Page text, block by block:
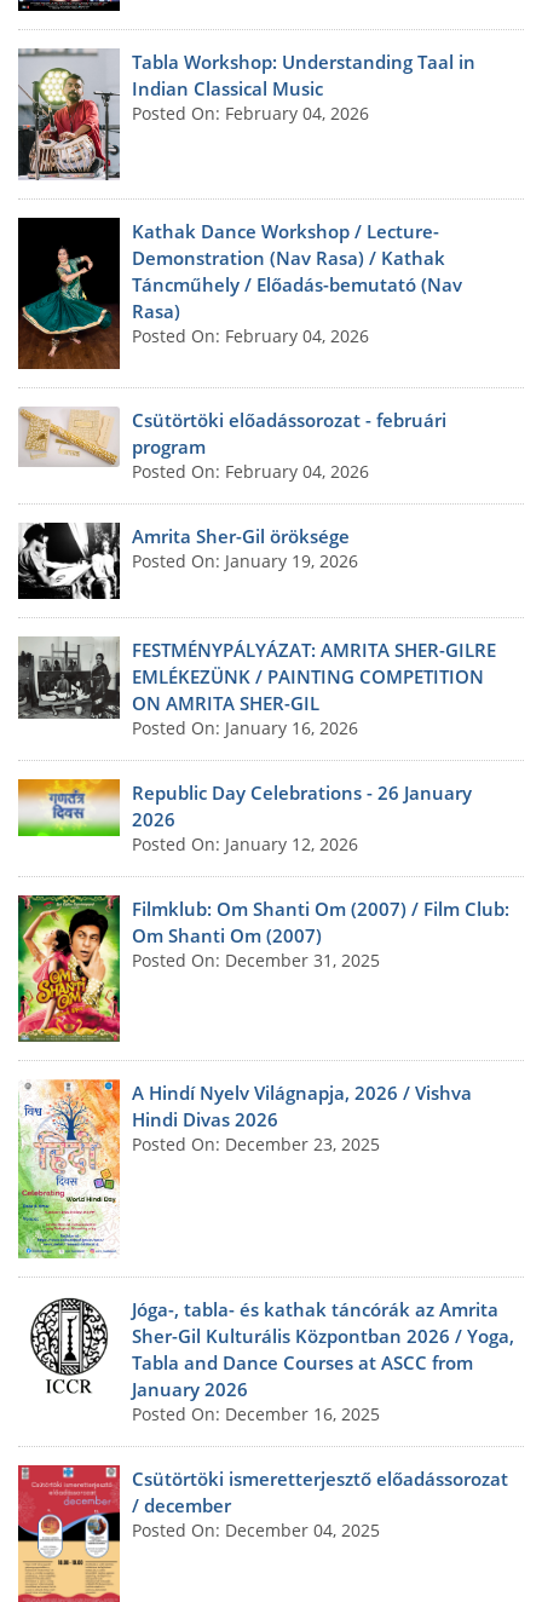
Tabla Workshop: Understanding Taal in
Indian Classical Music
Posted On: February 04, 2026
Kathak Dance Workshop / Lecture-
Demonstration (Nav Rasa) / Kathak
Táncműhely / Előadás-bemutató (Nav
Rasa)
Posted On: February 04, 2026
Csütörtöki előadássorozat - februári
program
Posted On: February 04, 2026
Amrita Sher-Gil öröksége
Posted On: January 19, 2026
FESTMÉNYPÁLYÁZAT: AMRITA SHER-GILRE
EMLÉKEZÜNK / PAINTING COMPETITION
ON AMRITA SHER-GIL
Posted On: January 16, 2026
Republic Day Celebrations - 26 January
2026
Posted On: January 12, 2026
Filmklub: Om Shanti Om (2007) / Film Club:
Om Shanti Om (2007)
Posted On: December 31, 2025
A Hindí Nyelv Világnapja, 2026 / Vishva
Hindi Divas 2026
Posted On: December 23, 2025
Jóga-, tabla- és kathak táncórák az Amrita
Sher-Gil Kulturális Központban 2026 / Yoga,
Tabla and Dance Courses at ASCC from
January 2026
Posted On: December 16, 2025
Csütörtöki ismeretterjesztő előadássorozat
/ december
Posted On: December 04, 2025